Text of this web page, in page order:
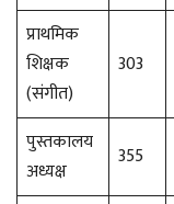
प्राथमिक
शिक्षक
(संगीत)
303
पुस्तकालय
अध्यक्ष
355